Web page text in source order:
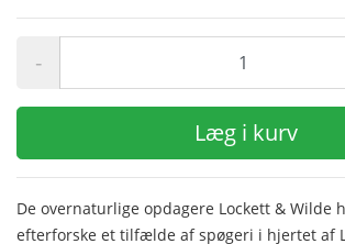
-
Læg i kurv
De overnaturlige opdagere Lockett & Wilde
efterforske et tilfælde af spøgeri i hjertet af